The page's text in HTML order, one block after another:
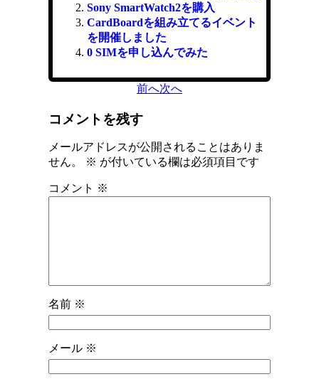
Sony SmartWatch2を購入
CardBoardを組み立てるイベント
を開催しました
0 SIMを申し込んでみた
前へ次へ
コメントを残す
メールアドレスが公開されることはありま
せん。
※ が付いている欄は必須項目です
コメント ※
名前 ※
メール ※